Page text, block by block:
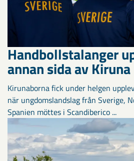
Handbollstalanger
annan sida av Kiruna
Kirunaborna fick under helgen
när ungdomslandslag från Sverige,
Spanien möttes i Scandiberico ...